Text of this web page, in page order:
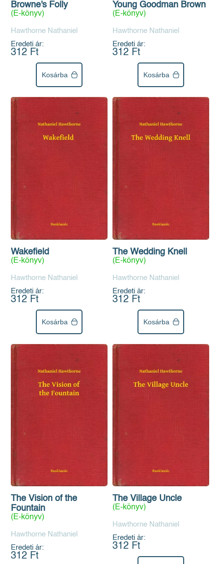
Browne's Folly
(E-könyv)
Hawthorne Nathaniel
Eredeti ár:
312 Ft
Kosárba
Young Goodman Brown
(E-könyv)
Hawthorne Nathaniel
Eredeti ár:
312 Ft
Kosárba
Wakefield
(E-könyv)
Hawthorne Nathaniel
Eredeti ár:
312 Ft
Kosárba
The Wedding Knell
(E-könyv)
Hawthorne Nathaniel
Eredeti ár:
312 Ft
Kosárba
The Vision of the
Fountain
(E-könyv)
Hawthorne Nathaniel
Eredeti ár:
312 Ft
The Village Uncle
(E-könyv)
Hawthorne Nathaniel
Eredeti ár:
312 Ft